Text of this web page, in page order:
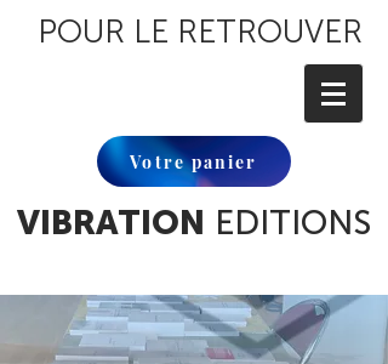
POUR LE RETROUVER
Votre panier
VIBRATION EDITIONS